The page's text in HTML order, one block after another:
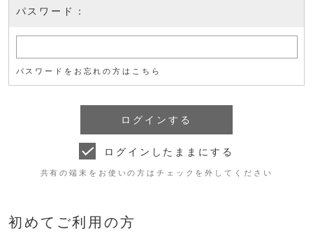
パスワード：
パスワードをお忘れの方はこちら
ログインしたままにする
共有の端末をお使いの方はチェックを外してください
初めてご利用の方